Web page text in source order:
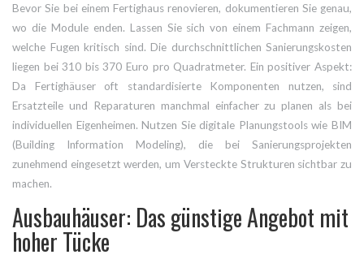
Bevor Sie bei einem Fertighaus renovieren, dokumentieren Sie genau,
wo die Module enden. Lassen Sie sich von einem Fachmann zeigen,
welche Fugen kritisch sind. Die durchschnittlichen Sanierungskosten
liegen bei 310 bis 370 Euro pro Quadratmeter. Ein positiver Aspekt:
Da Fertighäuser oft standardisierte Komponenten nutzen, sind
Ersatzteile und Reparaturen manchmal einfacher zu planen als bei
individuellen Eigenheimen. Nutzen Sie digitale Planungstools wie BIM
(Building Information Modeling), die bei Sanierungsprojekten
zunehmend eingesetzt werden, um Versteckte Strukturen sichtbar zu
machen.
Ausbauhäuser: Das günstige Angebot mit
hoher Tücke